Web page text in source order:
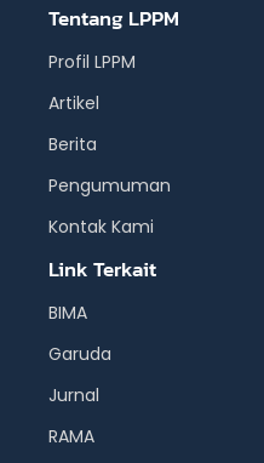
Tentang LPPM
Profil LPPM
Artikel
Berita
Pengumuman
Kontak Kami
Link Terkait
BIMA
Garuda
Jurnal
RAMA